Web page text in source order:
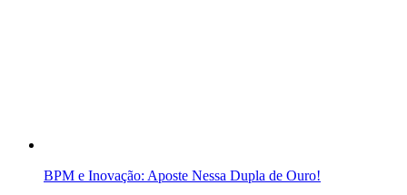
BPM e Inovação: Aposte Nessa Dupla de Ouro!